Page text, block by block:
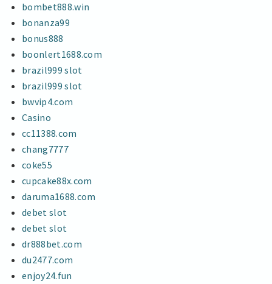
bombet888.win
bonanza99
bonus888
boonlert1688.com
brazil999 slot
brazil999 slot
bwvip4.com
Casino
cc11388.com
chang7777
coke55
cupcake88x.com
daruma1688.com
debet slot
debet slot
dr888bet.com
du2477.com
enjoy24.fun